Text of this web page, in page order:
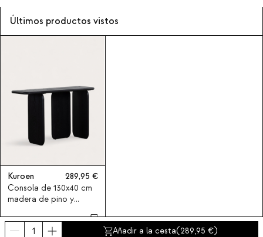
Añadir a la cesta(289,95 )
Últimos productos vistos
Kuroen
289,95
Consola de 130x40 cm
madera de pino y
Kuroen